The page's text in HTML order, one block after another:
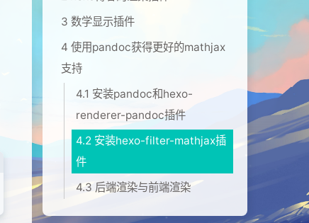
3 数学显示插件
4 使用pandoc获得更好的mathjax
支持
4.1 安装pandoc和hexo-
renderer-pandoc插件
4.2 安装hexo-filter-mathjax插
件
4.3 后端渲染与前端渲染